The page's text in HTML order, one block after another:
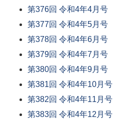
第376回 令和4年4月号
第377回 令和4年5月号
第378回 令和4年6月号
第379回 令和4年7月号
第380回 令和4年9月号
第381回 令和4年10月号
第382回 令和4年11月号
第383回 令和4年12月号